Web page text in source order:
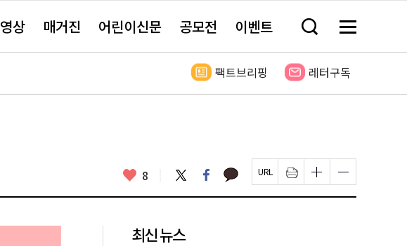
영상 매거진 어린이신문 공모전 이벤트 검
창
기
메
전
보
팩트브리핑 레터구독
좋
요
8 트
위
터
페
이
스
카
카 페
이
지
인
쇄
하
글
자
크
글
자
크
최신 뉴스